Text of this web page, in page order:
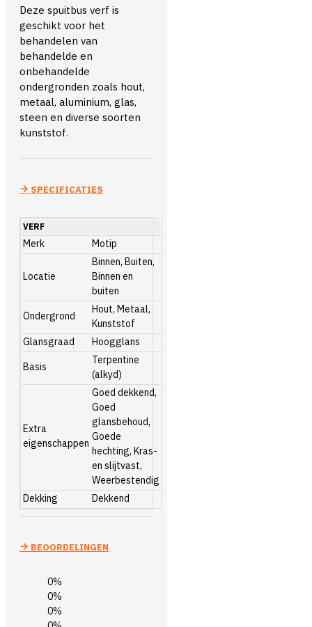
Deze spuitbus verf is
geschikt voor het
behandelen van
behandelde en
onbehandelde
ondergronden zoals hout,
metaal, aluminium, glas,
steen en diverse soorten
kunststof.
SPECIFICATIES
VERF
Merk Motip
Locatie
Binnen, Buiten,
Binnen en
buiten
Ondergrond
Hout, Metaal,
Kunststof
Glansgraad
Hoogglans
Basis
Terpentine
(alkyd)
Extra
eigenschappen
Goed dekkend,
Goed
glansbehoud,
Goede
hechting, Kras-
en slijtvast,
Weerbestendig
Dekking
Dekkend
BEOORDELINGEN
0%
0%
0%